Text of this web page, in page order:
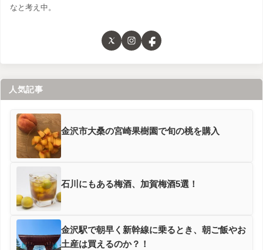
なと考え中。
人気記事
金沢市大桑の宮崎果樹園で旬の桃を購入
石川にもある梅酒、加賀梅酒5選！
金沢駅で朝早く新幹線に乗るとき、朝ご飯やお
土産は買えるのか？！